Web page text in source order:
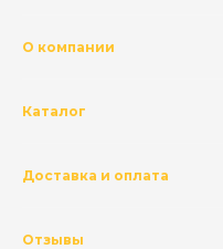
О компании
Каталог
Доставка и оплата
Отзывы